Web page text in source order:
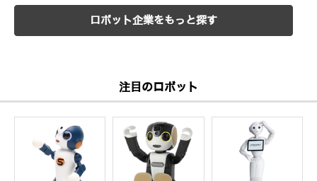
ロボット企業をもっと探す
注目のロボット